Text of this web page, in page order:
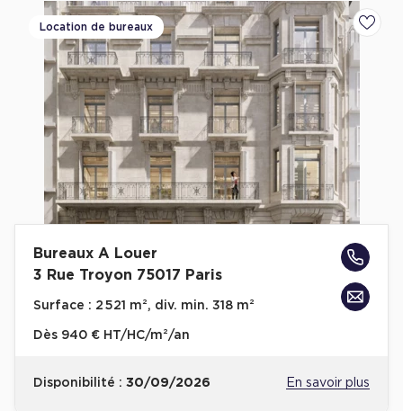
Location de bureaux
Bureaux A Louer
3 Rue Troyon 75017 Paris
Surface : 2 521 m², div. min. 318 m²
Dès 940 € HT/HC/m²/an
Disponibilité : 30/09/2026 En savoir plus